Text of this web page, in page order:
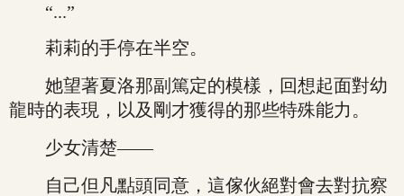
“...”
莉莉的手停在半空。
她望著夏洛那副篤定的模樣，回想起面對幼
龍時的表現，以及剛才獲得的那些特殊能力。
少女清楚——
自己但凡點頭同意，這傢伙絕對會去對抗察